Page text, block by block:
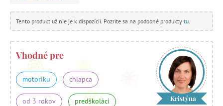
Tento produkt už nie je k dispozícii. Pozrite sa na podobné produkty tu
Vhodné pre
motoriku chlapca
od 3 rokov predškoláci Kristýna